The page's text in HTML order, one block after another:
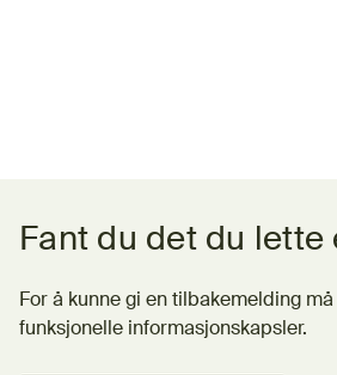
Fant du det du lette
For å kunne gi en tilbakemelding
funksjonelle informasjonskapsler.